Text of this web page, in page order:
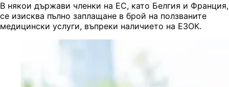
В някои държави членки на ЕС, като Белгия и Франция,
се изисква пълно заплащане в брой на ползваните
медицински услуги, въпреки наличието на ЕЗОК.